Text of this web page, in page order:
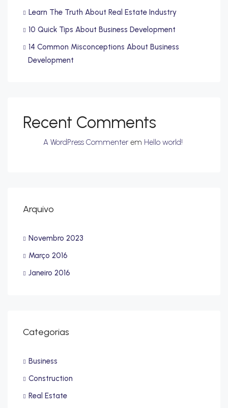
Learn The Truth About Real Estate Industry
10 Quick Tips About Business Development
14 Common Misconceptions About Business
Development
Recent Comments
A WordPress Commenterem Hello world!
Arquivo
Novembro 2023
Março 2016
Janeiro 2016
Categorias
Business
Construction
Real Estate